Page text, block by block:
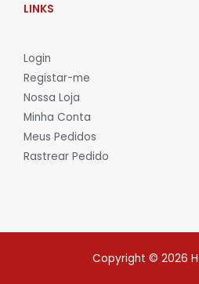
LINKS
Login
Registar-me
Nossa Loja
Minha Conta
Meus Pedidos
Rastrear Pedido
Copyright © 2026